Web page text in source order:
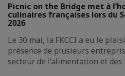
Picnic on the Bridge met à
culinaires françaises lors du
2026
Le 30 mai, la FKCCI a eu le
présence de plusieurs
secteur de l’alimentation et